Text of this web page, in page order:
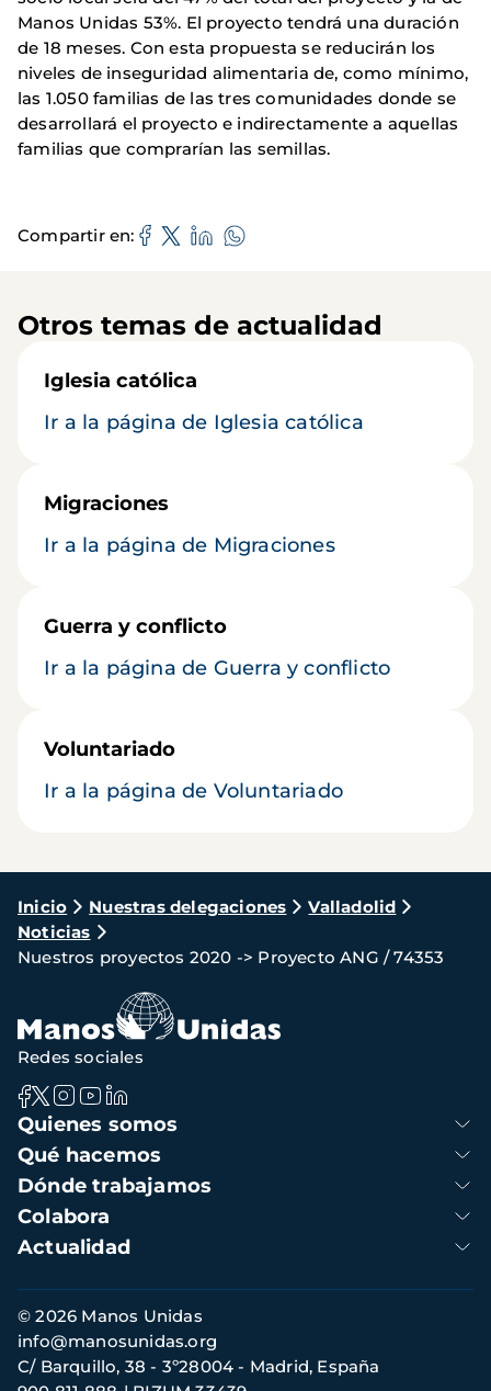
Manos Unidas 53%. El proyecto tendrá una duración
de 18 meses. Con esta propuesta se reducirán los
niveles de inseguridad alimentaria de, como mínimo,
las 1.050 familias de las tres comunidades donde se
desarrollará el proyecto e indirectamente a aquellas
familias que comprarían las semillas.
Compartir en
Otros temas de actualidad
Iglesia católica
Ir a la página de Iglesia católica
Migraciones
Ir a la página de Migraciones
Guerra y conflicto
Ir a la página de Guerra y conflicto
Voluntariado
Ir a la página de Voluntariado
Ruta
de
navegación
Inicio Nuestras delegaciones
Valladolid
Noticias
Nuestros proyectos 2020 -> Proyecto ANG / 74353
Navegación
principal
Quienes somos
Qué hacemos
Dónde trabajamos
Colabora
Actualidad
Redes sociales
Información
de
contacto
© 2026 Manos Unidas
C/ Barquillo, 38 - 3º28004 - Madrid, España
info@manosunidas.org